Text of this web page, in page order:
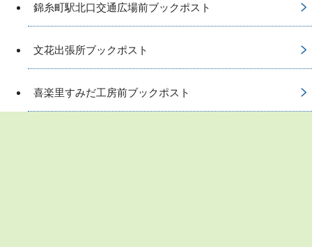
錦糸町駅北口交通広場前ブックポスト
文花出張所ブックポスト
喜楽里すみだ工房前ブックポスト